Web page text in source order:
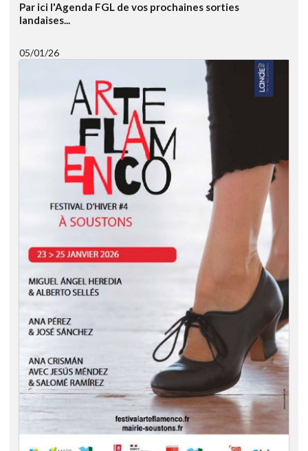
Par ici l'Agenda FGL de vos prochaines sorties
landaises...
05/01/26